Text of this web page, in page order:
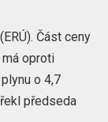
Část ceny
oproti
o 4,7
předseda